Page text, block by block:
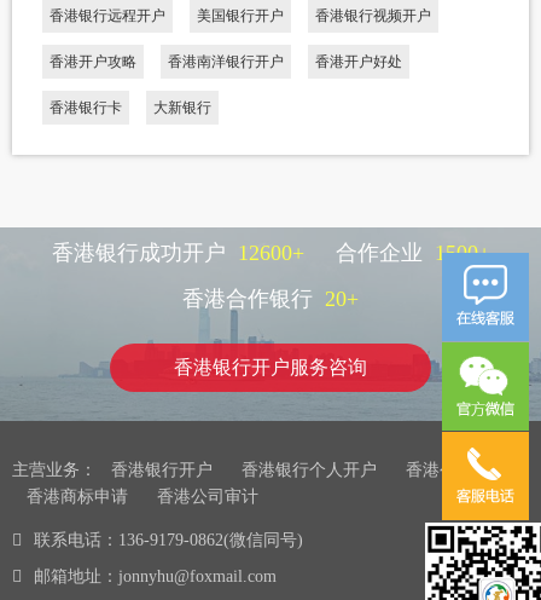
香港银行远程开户 美国银行开户 香港银行视频开户
香港开户攻略 香港南洋银行开户 香港开户好处
香港银行卡 大新银行
香港银行成功开户 12600+ 合作企业 1500+
香港合作银行 20+
香港银行开户服务咨询
主营业务： 香港银行开户 香港银行个人开户
香港公司注册
香港商标申请
香港公司审计
联系电话：136-9179-0862(微信同号)
邮箱地址：jonnyhu@foxmail.com